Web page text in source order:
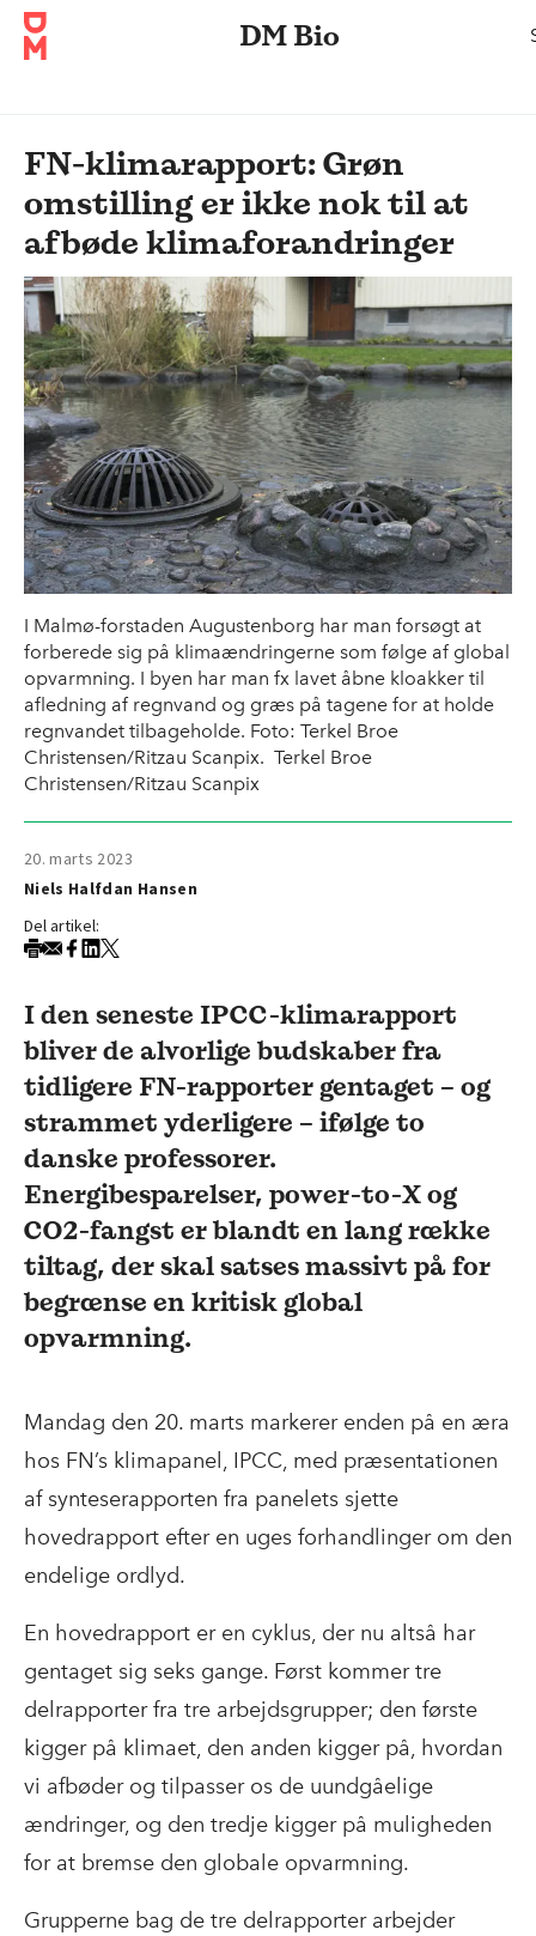
DM Bio
FN-klimarapport: Grøn
omstilling er ikke nok til at
afbøde klimaforandringer
I Malmø-forstaden Augustenborg har man forsøgt at
forberede sig på klimaændringerne som følge af global
opvarmning. I byen har man fx lavet åbne kloakker til
afledning af regnvand og græs på tagene for at holde
regnvandet tilbageholde. Foto: Terkel Broe
Christensen/Ritzau Scanpix. Terkel Broe
Christensen/Ritzau Scanpix
20. marts 2023
Niels Halfdan Hansen
Del artikel:
I den seneste IPCC-klimarapport
bliver de alvorlige budskaber fra
tidligere FN-rapporter gentaget – og
strammet yderligere – ifølge to
danske professorer.
Energibesparelser, power-to-X og
CO2-fangst er blandt en lang række
tiltag, der skal satses massivt på for
begrænse en kritisk global
opvarmning.
Mandag den 20. marts markerer enden på en æra
hos FN’s klimapanel, IPCC, med præsentationen
af synteserapporten fra panelets sjette
hovedrapport efter en uges forhandlinger om den
endelige ordlyd.
En hovedrapport er en cyklus, der nu altså har
gentaget sig seks gange. Først kommer tre
delrapporter fra tre arbejdsgrupper; den første
kigger på klimaet, den anden kigger på, hvordan
vi afbøder og tilpasser os de uundgåelige
ændringer, og den tredje kigger på muligheden
for at bremse den globale opvarmning.
Grupperne bag de tre delrapporter arbejder